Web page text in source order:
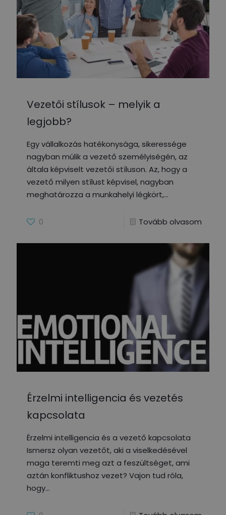
Vezetői stílusok – melyik a
legjobb?
Egy vállalkozás hatékonysága, sikeressége
nagyban múlik a vezető személyiségén, az
általa képviselt vezetői stíluson. Az, hogy a
vezető milyen stílust képvisel, nagyban
meghatározza a munkahelyi légkört,
0 Tovább olvasom
Érzelmi intelligencia és vezetés
kapcsolata
Érzelmi intelligencia és a vezető kapcsolata
Ismersz olyan vezetőt, aki a viselkedésével
maga teremti meg azt a feszültséget, ami
aztán konfliktushoz vezet? Vajon tud róla,
hogy